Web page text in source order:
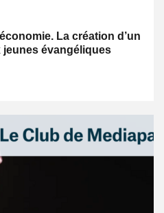
La création d’un
évangéliques